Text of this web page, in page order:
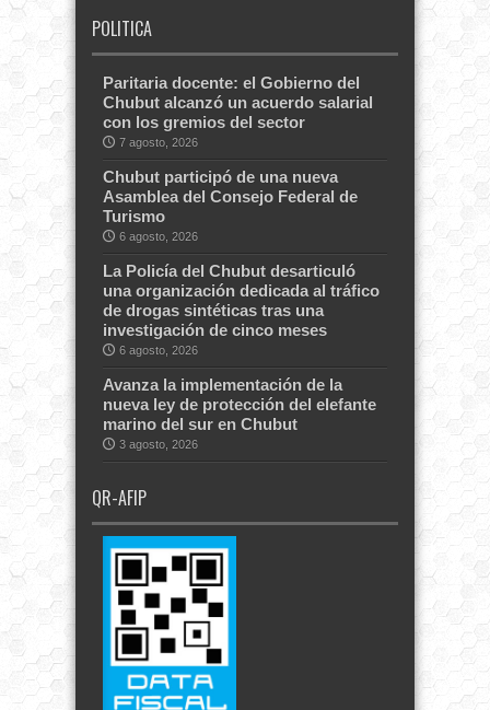
POLITICA
Paritaria docente: el Gobierno del
Chubut alcanzó un acuerdo salarial
con los gremios del sector
7 agosto, 2026
Chubut participó de una nueva
Asamblea del Consejo Federal de
Turismo
6 agosto, 2026
La Policía del Chubut desarticuló
una organización dedicada al tráfico
de drogas sintéticas tras una
investigación de cinco meses
6 agosto, 2026
Avanza la implementación de la
nueva ley de protección del elefante
marino del sur en Chubut
3 agosto, 2026
QR-AFIP